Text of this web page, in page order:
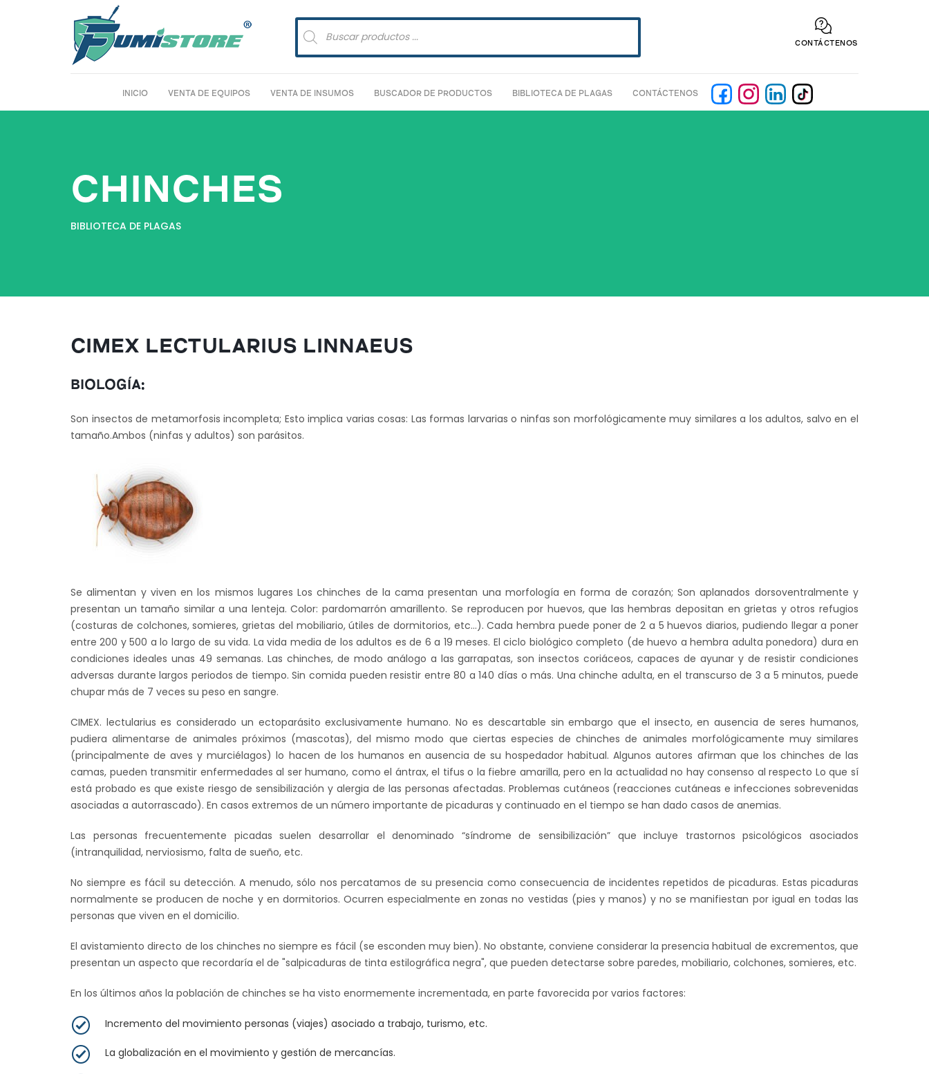
Búsqueda
productos
CONTÁCTENOS
INICIO VENTA DE EQUIPOS VENTA DE INSUMOS BUSCADOR DE PRODUCTOS BIBLIOTECA DE PLAGAS CONTÁCTENOS
CHINCHES
BIBLIOTECA DE PLAGAS
CIMEX LECTULARIUS LINNAEUS
BIOLOGÍA:
Son insectos de metamorfosis incompleta; Esto implica varias cosas: Las formas larvarias o ninfas son morfológicamente muy similares a los adultos, salvo en el
tamaño.Ambos (ninfas y adultos) son parásitos.
Se alimentan y viven en los mismos lugares Los chinches de la cama presentan una morfología en forma de corazón; Son aplanados dorsoventralmente y
presentan un tamaño similar a una lenteja. Color: pardomarrón amarillento. Se reproducen por huevos, que las hembras depositan en grietas y otros refugios
(costuras de colchones, somieres, grietas del mobiliario, útiles de dormitorios, etc...). Cada hembra puede poner de 2 a 5 huevos diarios, pudiendo llegar a poner
entre 200 y 500 a lo largo de su vida. La vida media de los adultos es de 6 a 19 meses. El ciclo biológico completo (de huevo a hembra adulta ponedora) dura en
condiciones ideales unas 49 semanas. Las chinches, de modo análogo a las garrapatas, son insectos coriáceos, capaces de ayunar y de resistir condiciones
adversas durante largos periodos de tiempo. Sin comida pueden resistir entre 80 a 140 días o más. Una chinche adulta, en el transcurso de 3 a 5 minutos, puede
chupar más de 7 veces su peso en sangre.
CIMEX. lectularius es considerado un ectoparásito exclusivamente humano. No es descartable sin embargo que el insecto, en ausencia de seres humanos,
pudiera alimentarse de animales próximos (mascotas), del mismo modo que ciertas especies de chinches de animales morfológicamente muy similares
(principalmente de aves y murciélagos) lo hacen de los humanos en ausencia de su hospedador habitual. Algunos autores afirman que los chinches de las
camas, pueden transmitir enfermedades al ser humano, como el ántrax, el tifus o la fiebre amarilla, pero en la actualidad no hay consenso al respecto Lo que sí
está probado es que existe riesgo de sensibilización y alergia de las personas afectadas. Problemas cutáneos (reacciones cutáneas e infecciones sobrevenidas
asociadas a autorrascado). En casos extremos de un número importante de picaduras y continuado en el tiempo se han dado casos de anemias.
Las personas frecuentemente picadas suelen desarrollar el denominado “síndrome de sensibilización” que incluye trastornos psicológicos asociados
(intranquilidad, nerviosismo, falta de sueño, etc.
No siempre es fácil su detección. A menudo, sólo nos percatamos de su presencia como consecuencia de incidentes repetidos de picaduras. Estas picaduras
normalmente se producen de noche y en dormitorios. Ocurren especialmente en zonas no vestidas (pies y manos) y no se manifiestan por igual en todas las
personas que viven en el domicilio.
El avistamiento directo de los chinches no siempre es fácil (se esconden muy bien). No obstante, conviene considerar la presencia habitual de excrementos, que
presentan un aspecto que recordaría el de "salpicaduras de tinta estilográfica negra", que pueden detectarse sobre paredes, mobiliario, colchones, somieres, etc.
En los últimos años la población de chinches se ha visto enormemente incrementada, en parte favorecida por varios factores:
Incremento del movimiento personas (viajes) asociado a trabajo, turismo, etc.
La globalización en el movimiento y gestión de mercancías.